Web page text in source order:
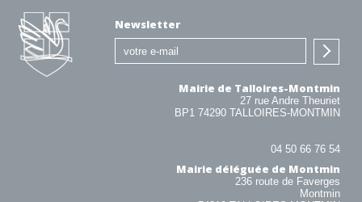
Newsletter
Mairie de Talloires-Montmin
27 rue Andre Theuriet
BP1 74290 TALLOIRES-MONTMIN
04 50 66 76 54
Mairie déléguée de Montmin
236 route de Faverges
Montmin